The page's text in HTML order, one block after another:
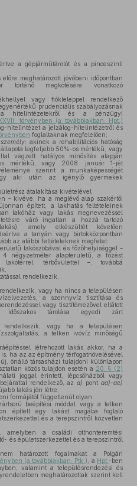
a gépjárműtárolót és a pinceszinti
előre meghatározott jövőbeni időpontban
történő megkötésére vonatkozó
vagy fiókteleppel rendelkező
prudenciális szabályozásnak
a hitelintézetekről és a pénzügyi
törvényben (a továbbiakban: Hpt.)
hitelintézet a jelzálog-hitelintézetről és
foglaltaknak megfelelően;
akinek a rehabilitációs hatóság
legfeljebb 50%-os mértékű, vagy
végzett hatályos minősítés alapján
os mértékű, vagy 2008. január 1-jét
szerint a munkaképességét
aki után az igénylő gyermekek
átalakítása kivételével
– kivéve, ha a meglévő alap szakértői
épített, a lakhatás feltételeinek
lakóház vagy lakás megnevezéssel
váró ingatlan a hozzá tartozó
amely elkészültét követően
a tanyán vagy birtokközpontban
az alábbi feltételeknek megfelel:
lakószobával és főzőhelyiséggel –
négyzetméter alapterületű, a főzést
térbővülettel –, továbbá
rendelkezik,
vagy ha nincs a településen
a szennyvíz tisztítása és
vagy tisztítómezővel ellátott
időszakos tárolása egyedi zárt
rendelkezik, vagy ha a településen
a telken ivóvíz minőségű
létrehozott lakás akkor, ha a
ha az az építmény térfogatnövelésével
önálló társasházi tulajdoni különlapon
közös tulajdon esetén a 20. § (2)
joggal érintett, lépcsőházból vagy
rendelkező, aza) pont aa)–ae)
lakás jön létre;
formájától függetlenül olyan
beépítési móddal vagy a telken
épített egy lakást magába foglaló
és a terepszintről közvetlen
a családi otthonteremtési
és épületszerkezettel és a terepszintről
határozott fogalmakat a Polgári
(a továbbiakban: Ptk.) , a Hpt.-ben
valamint a településrendezési és
meghatározottak szerint kell